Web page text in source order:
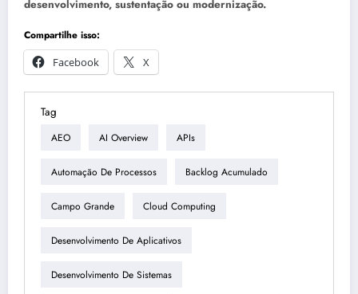
desenvolvimento, sustentação ou modernização.
Compartilhe isso:
Facebook
X
Tag
AEO AI Overview APIs
Automação De Processos Backlog Acumulado
Campo Grande Cloud Computing
Desenvolvimento De Aplicativos
Desenvolvimento De Sistemas